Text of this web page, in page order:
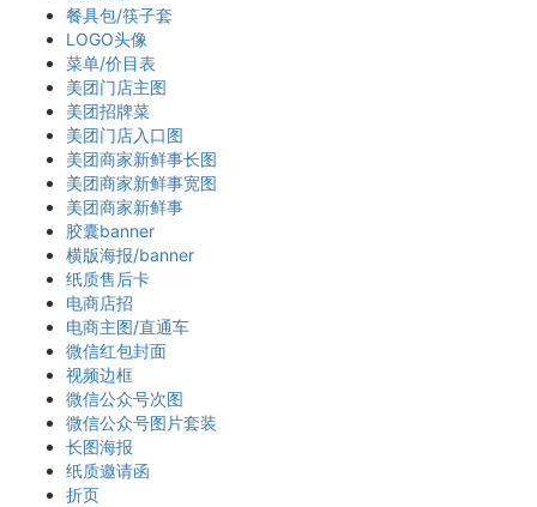
餐具包/筷子套
LOGO头像
菜单/价目表
美团门店主图
美团招牌菜
美团门店入口图
美团商家新鲜事长图
美团商家新鲜事宽图
美团商家新鲜事
胶囊banner
横版海报/banner
纸质售后卡
电商店招
电商主图/直通车
微信红包封面
视频边框
微信公众号次图
微信公众号图片套装
长图海报
纸质邀请函
折页